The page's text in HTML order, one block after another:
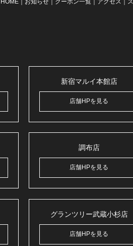
HOME ｜ お知らせ ｜ クーポン一覧 ｜ アクセス ｜
新宿マルイ本館店
店舗HPを見る
調布店
店舗HPを見る
グランツリー武蔵小杉店
店舗HPを見る